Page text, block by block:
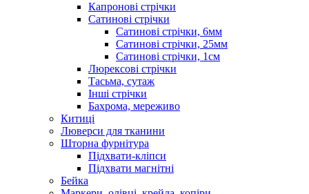
Капронові стрічки
Сатинові стрічки
Сатинові стрічки, 6мм
Сатинові стрічки, 25мм
Сатинові стрічки, 1см
Люрексові стрічки
Тасьма, сутаж
Інші стрічки
Бахрома, мереживо
Китиці
Люверси для тканини
Шторна фурнітура
Підхвати-кліпси
Підхвати магнітні
Бейка